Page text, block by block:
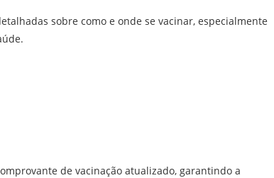
sobre como e onde se vacinar, especialmente
de vacinação atualizado, garantindo a